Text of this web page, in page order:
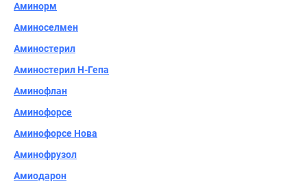
Аминорм
Аминоселмен
Аминостерил
Аминостерил Н-Гепа
Аминофлан
Аминофорсе
Аминофорсе Нова
Аминофрузол
Амиодарон